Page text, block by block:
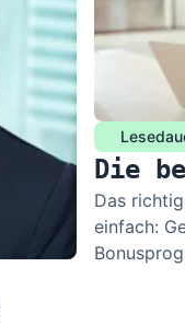
Die
Das
einfach: